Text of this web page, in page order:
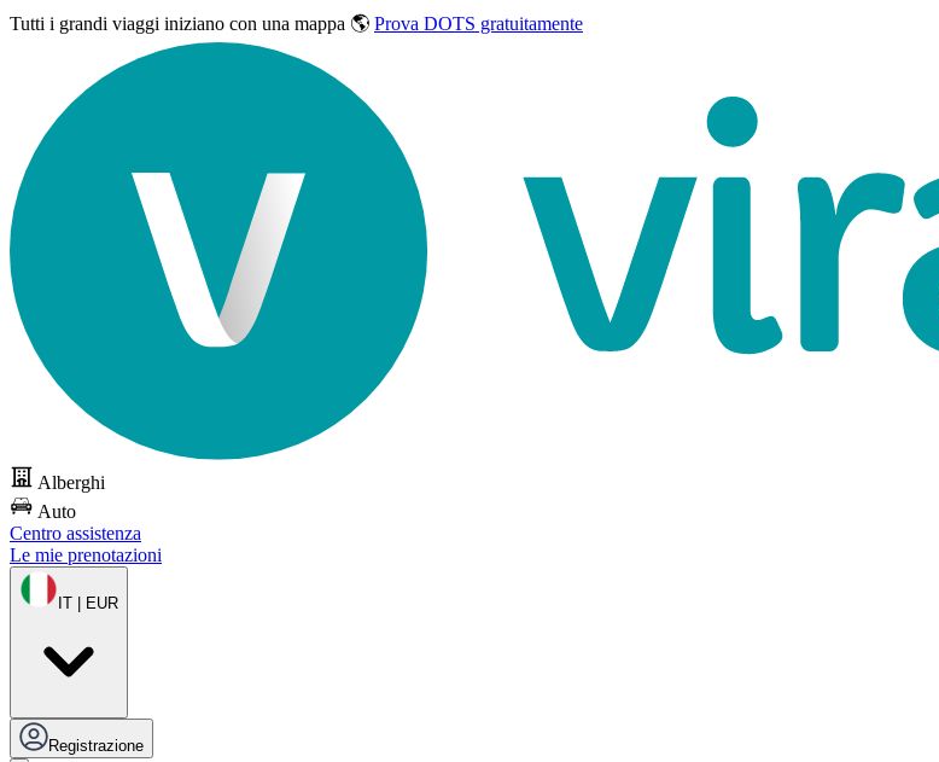
Tutti i grandi viaggi iniziano con una mappa 🌎 Prova DOTS gratuitamente
Alberghi
Auto
Centro assistenza
Le mie prenotazioni
IT | EUR
Registrazione